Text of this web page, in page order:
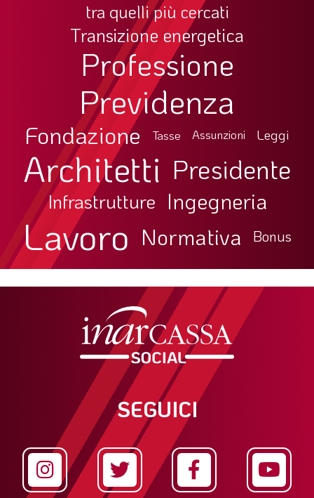
tra quelli più cercati
Transizione energetica
Professione
Previdenza
Fondazione Tasse Assunzioni Leggi
Architetti Presidente
Infrastrutture Ingegneria
Lavoro Normativa Bonus
SEGUICI